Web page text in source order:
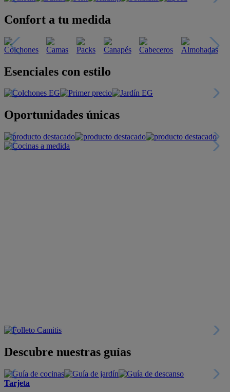
Confort a tu medida
Esenciales con estilo
Oportunidades únicas
Descubre nuestras guías
Tarjeta